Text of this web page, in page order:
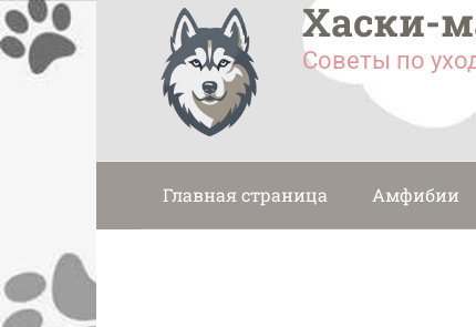
Перейти
к
контенту
Хаски-
Советы по
Главная страница Амфибии